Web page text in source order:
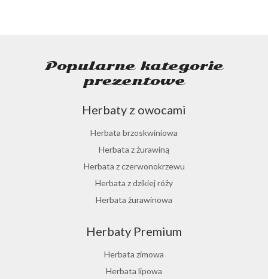
Popularne kategorie
prezentowe
Herbaty z owocami
Herbata brzoskwiniowa
Herbata z żurawiną
Herbata z czerwonokrzewu
Herbata z dzikiej róży
Herbata żurawinowa
Ostrokrzew paragwajski
Hibiskus herbata
Herbata różana
Herbaty Premium
Herbata zimowa
Herbata lipowa